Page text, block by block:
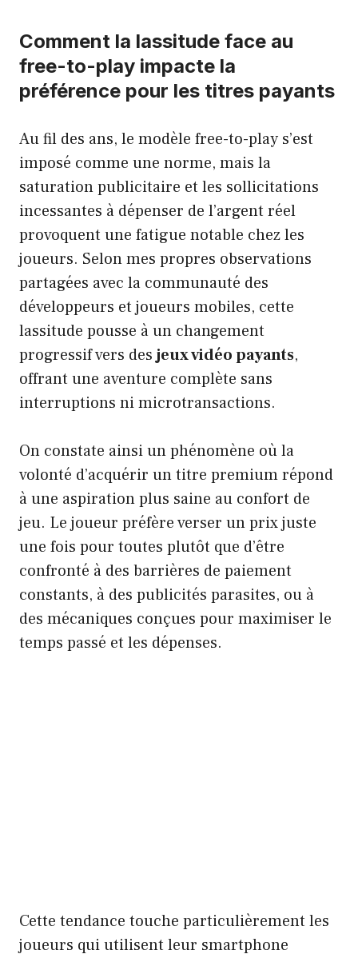
Comment la lassitude face au
free-to-play impacte la
préférence pour les titres payants
Au fil des ans, le modèle free-to-play s’est
imposé comme une norme, mais la
saturation publicitaire et les sollicitations
incessantes à dépenser de l’argent réel
provoquent une fatigue notable chez les
joueurs. Selon mes propres observations
partagées avec la communauté des
développeurs et joueurs mobiles, cette
lassitude pousse à un changement
progressif vers desjeux vidéo payants,
offrant une aventure complète sans
interruptions ni microtransactions.
On constate ainsi un phénomène où la
volonté d’acquérir un titre premium répond
à une aspiration plus saine au confort de
jeu. Le joueur préfère verser un prix juste
une fois pour toutes plutôt que d’être
confronté à des barrières de paiement
constants, à des publicités parasites, ou à
des mécaniques conçues pour maximiser le
temps passé et les dépenses.
Cette tendance touche particulièrement les
joueurs qui utilisent leur smartphone